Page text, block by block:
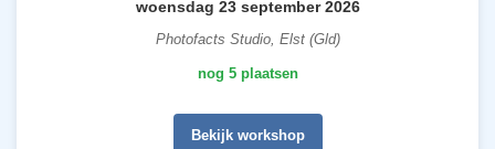
woensdag 23 september 2026
Photofacts Studio, Elst (Gld)
nog 5 plaatsen
Bekijk workshop